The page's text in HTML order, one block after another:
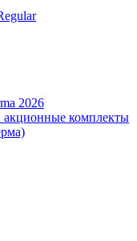
2026
комплекты